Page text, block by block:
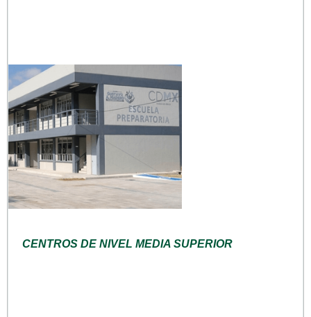
CENTROS DE NIVEL MEDIA SUPERIOR